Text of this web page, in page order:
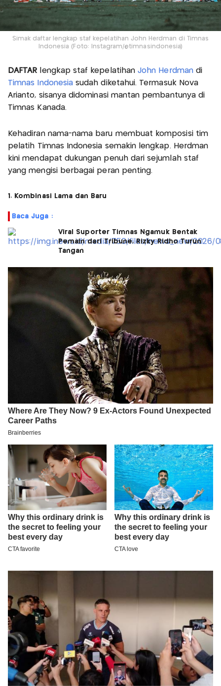
Simak daftar lengkap staf kepelatihan John Herdman di Timnas
Indonesia (Foto: Instagram/@timnasindonesia)
DAFTAR lengkap staf kepelatihanJohn Herdmandi
Timnas Indonesiasudah diketahui. Termasuk Nova
Arianto, sisanya didominasi mantan pembantunya di
Timnas Kanada.
Kehadiran nama-nama baru membuat komposisi tim
pelatih Timnas Indonesia semakin lengkap. Herdman
kini mendapat dukungan penuh dari sejumlah staf
yang mengisi berbagai peran penting.
1. Kombinasi Lama dan Baru
Baca Juga :
Viral Suporter Timnas Ngamuk Bentak
Pemain dari Tribune, Rizky Ridho Turun
Tangan